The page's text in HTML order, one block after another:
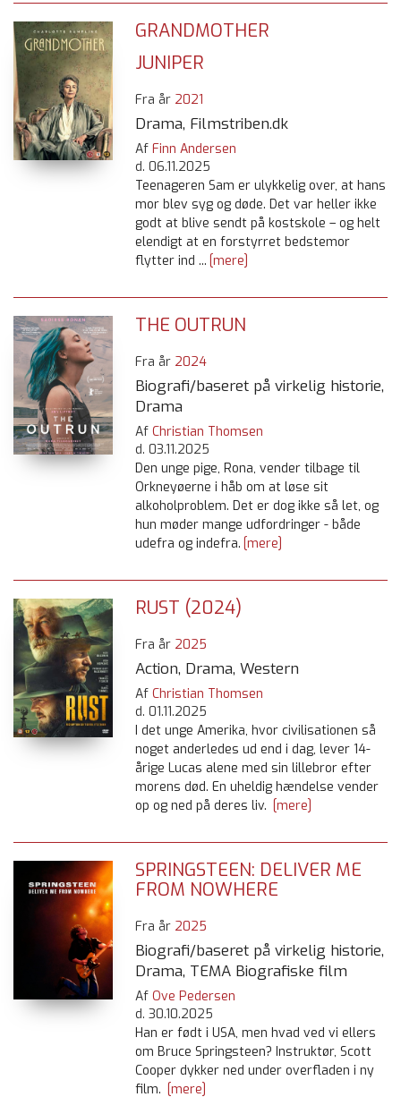
GRANDMOTHER
JUNIPER
Fra år 2021
Drama, Filmstriben.dk
Af Finn Andersen
d. 06.11.2025
Teenageren Sam er ulykkelig over, at hans
mor blev syg og døde. Det var heller ikke
godt at blive sendt på kostskole – og helt
elendigt at en forstyrret bedstemor
flytter ind ... [mere]
THE OUTRUN
Fra år 2024
Biografi/baseret på virkelig historie,
Drama
Af Christian Thomsen
d. 03.11.2025
Den unge pige, Rona, vender tilbage til
Orkneyøerne i håb om at løse sit
alkoholproblem. Det er dog ikke så let, og
hun møder mange udfordringer - både
udefra og indefra. [mere]
RUST (2024)
Fra år 2025
Action, Drama, Western
Af Christian Thomsen
d. 01.11.2025
I det unge Amerika, hvor civilisationen så
noget anderledes ud end i dag, lever 14-
årige Lucas alene med sin lillebror efter
morens død. En uheldig hændelse vender
op og ned på deres liv. [mere]
SPRINGSTEEN: DELIVER ME
FROM NOWHERE
Fra år 2025
Biografi/baseret på virkelig historie,
Drama, TEMA Biografiske film
Af Ove Pedersen
d. 30.10.2025
Han er født i USA, men hvad ved vi ellers
om Bruce Springsteen? Instruktør, Scott
Cooper dykker ned under overfladen i ny
film. [mere]